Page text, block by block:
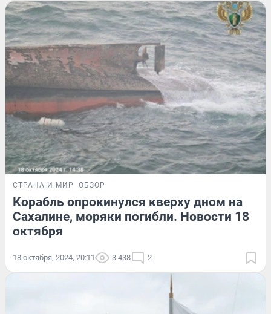
СТРАНА И МИР ОБЗОР
Корабль опрокинулся кверху дном на
Сахалине, моряки погибли. Новости 18
октября
18 октября, 2024, 20:11 3 438 2